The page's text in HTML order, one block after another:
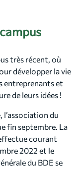
très récent, où
développer la vie
entreprenants et
de leurs idées !
l’association du
fin septembre. La
courant
2022 et le
du BDE se